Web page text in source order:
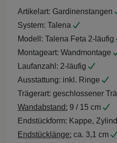
Artikelart: Gardinenstangen
System: Talena
Modell: Talena Feta 2-läufig
Montageart: Wandmontage
Laufanzahl: 2-läufig
Ausstattung: inkl. Ringe
Trägerart: geschlossener
Wandabstand: 9 / 15 cm
Endstückform: Kappe,
Endstücklänge: ca. 3,1 cm